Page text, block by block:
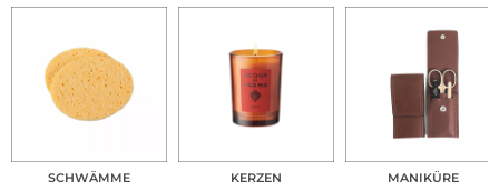
SCHWÄMME KERZEN MANIKÜRE